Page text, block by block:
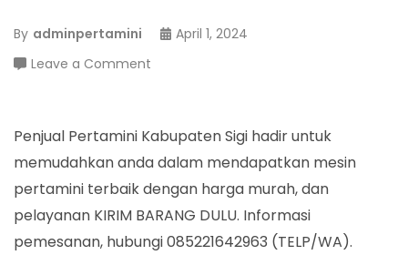
By adminpertamini
April 1, 2024
Leave a Comment
Kabupaten
Sigi
Penjual Pertamini Kabupaten Sigi hadir untuk
memudahkan anda dalam mendapatkan mesin
pertamini terbaik dengan harga murah, dan
pelayanan KIRIM BARANG DULU. Informasi
pemesanan, hubungi 085221642963 (TELP/WA).